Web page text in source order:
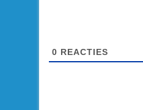
0 REACTIES